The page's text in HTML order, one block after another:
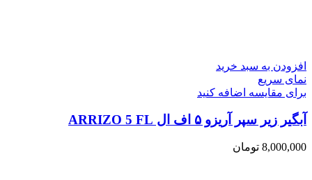
افزودن به سبد خرید
نمای سریع
برای مقایسه اضافه کنید
آبگیر زیر سپر آریزو ۵ اف ال ARRIZO 5 FL
8,000,000 تومان